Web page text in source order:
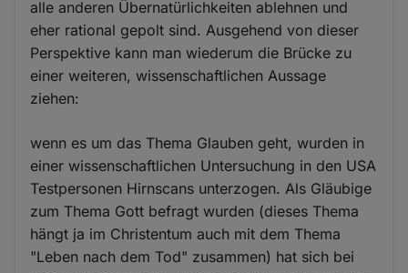
alle anderen Übernatürlichkeiten ablehnen und
eher rational gepolt sind. Ausgehend von dieser
Perspektive kann man wiederum die Brücke zu
einer weiteren, wissenschaftlichen Aussage
ziehen:
wenn es um das Thema Glauben geht, wurden in
einer wissenschaftlichen Untersuchung in den USA
Testpersonen Hirnscans unterzogen. Als Gläubige
zum Thema Gott befragt wurden (dieses Thema
hängt ja im Christentum auch mit dem Thema
"Leben nach dem Tod" zusammen) hat sich bei